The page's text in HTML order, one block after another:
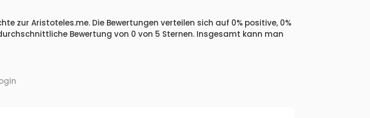
zur Aristoteles.me. Die Bewertungen verteilen sich auf 0% positive, 0%
Bewertung von 0 von 5 Sternen. Insgesamt kann man